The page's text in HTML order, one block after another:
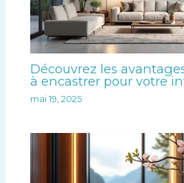
Découvrez les
à encastrer pour votre
mai 19, 2025